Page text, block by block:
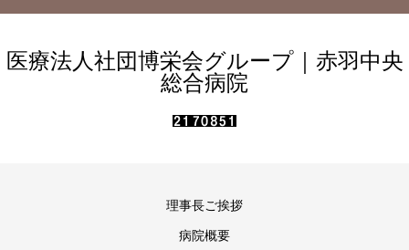
医療法人社団博栄会グループ｜赤羽中央
総合病院
理事長ご挨拶
病院概要